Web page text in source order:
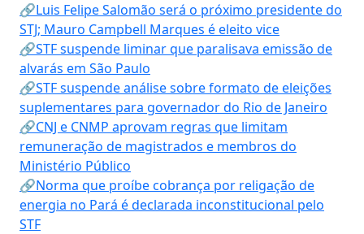
🔗Luis Felipe Salomão será o próximo presidente do
STJ; Mauro Campbell Marques é eleito vice
🔗STF suspende liminar que paralisava emissão de
alvarás em São Paulo
🔗STF suspende análise sobre formato de eleições
suplementares para governador do Rio de Janeiro
🔗CNJ e CNMP aprovam regras que limitam
remuneração de magistrados e membros do
Ministério Público
🔗Norma que proíbe cobrança por religação de
energia no Pará é declarada inconstitucional pelo
STF